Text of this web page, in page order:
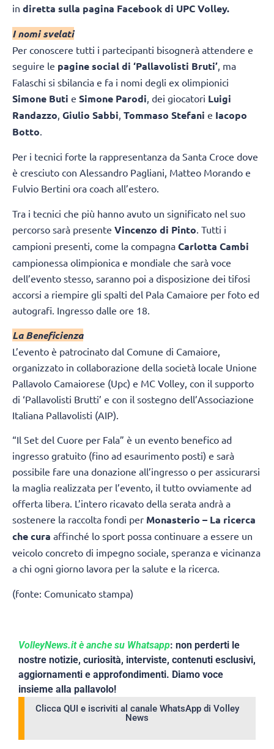
in diretta sulla pagina Facebook di UPC Volley.
I nomi svelati
Per conoscere tutti i partecipanti bisognerà attendere e
seguire le pagine social di ‘Pallavolisti Bruti’ , ma
Falaschi si sbilancia e fa i nomi degli ex olimpionici
Simone Buti e Simone Parodi , dei giocatori Luigi
Randazzo Giulio Sabbi Tommaso Stefani e Iacopo
Botto
Per i tecnici forte la rappresentanza da Santa Croce dove
è cresciuto con Alessandro Pagliani, Matteo Morando e
Fulvio Bertini ora coach all’estero.
Tra i tecnici che più hanno avuto un significato nel suo
percorso sarà presente Vincenzo di Pinto . Tutti i
campioni presenti, come la compagna Carlotta Cambi
campionessa olimpionica e mondiale che sarà voce
dell’evento stesso, saranno poi a disposizione dei tifosi
accorsi a riempire gli spalti del Pala Camaiore per foto ed
autografi. Ingresso dalle ore 18.
La Beneficienza
L’evento è patrocinato dal Comune di Camaiore,
organizzato in collaborazione della società locale Unione
Pallavolo Camaiorese (Upc) e MC Volley, con il supporto
di ‘Pallavolisti Brutti’ e con il sostegno dell’Associazione
Italiana Pallavolisti (AIP).
“Il Set del Cuore per Fala” è un evento benefico ad
ingresso gratuito (fino ad esaurimento posti) e sarà
possibile fare una donazione all’ingresso o per assicurarsi
la maglia realizzata per l’evento, il tutto ovviamente ad
offerta libera. L’intero ricavato della serata andrà a
sostenere la raccolta fondi per Monasterio – La ricerca
che cura affinché lo sport possa continuare a essere un
veicolo concreto di impegno sociale, speranza e vicinanza
a chi ogni giorno lavora per la salute e la ricerca.
(fonte: Comunicato stampa)
VolleyNews.it è anche su Whatsapp: non perderti le
nostre notizie, curiosità, interviste, contenuti esclusivi,
aggiornamenti e approfondimenti. Diamo voce
insieme alla pallavolo!
Clicca QUI e iscriviti al canale WhatsApp di Volley
News